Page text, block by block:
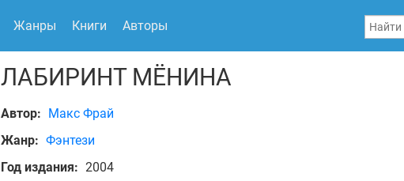
Жанры Книги Авторы
ЛАБИРИНТ МЁНИНА
Автор: Макс Фрай
Жанр: Фэнтези
Год издания: 2004